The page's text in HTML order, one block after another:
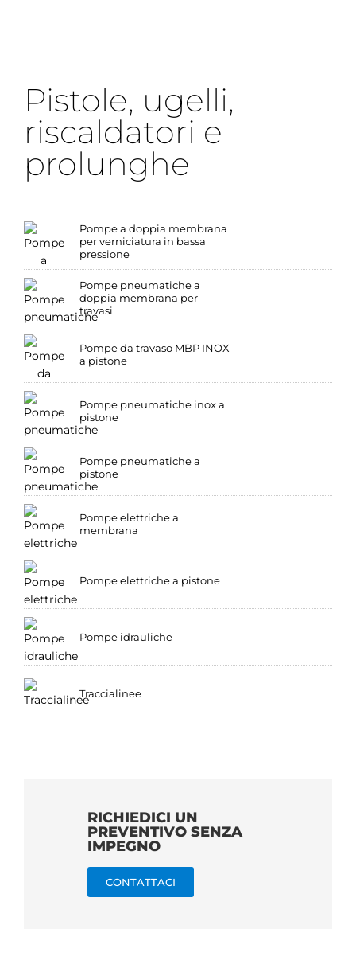
Pistole, ugelli,
riscaldatori e
prolunghe
Pompe a doppia membrana
per verniciatura in bassa
pressione
Pompe pneumatiche a
doppia membrana per
travasi
Pompe da travaso MBP INOX
a pistone
Pompe pneumatiche inox a
pistone
Pompe pneumatiche a
pistone
Pompe elettriche a
membrana
Pompe elettriche a pistone
Pompe idrauliche
Traccialinee
RICHIEDICI UN
PREVENTIVO SENZA
IMPEGNO
CONTATTACI